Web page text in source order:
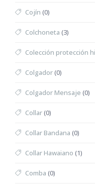
Cojín (0)
Colchoneta (3)
Colección protección
Colgador(0)
Colgador Mensaje (0)
Collar(0)
Collar Bandana (0)
Collar Hawaiano (1)
Comba (0)